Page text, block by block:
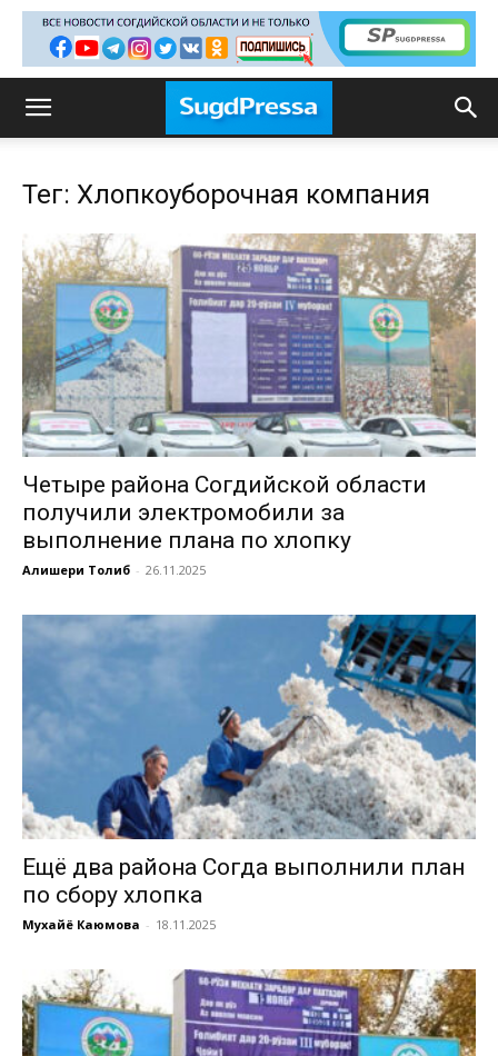
Тег: Хлопкоуборочная компания
Четыре района Согдийской области
получили электромобили за
выполнение плана по хлопку
Алишери Толиб - 26.11.2025
Ещё два района Согда выполнили план
по сбору хлопка
Мухайё Каюмова - 18.11.2025